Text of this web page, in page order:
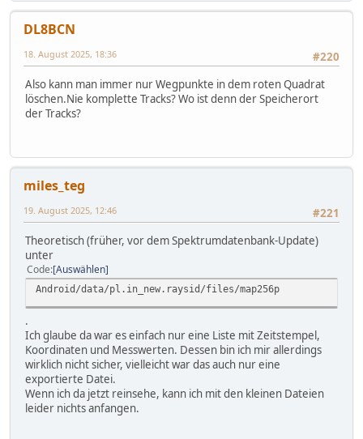
DL8BCN
#220
18. August 2025, 18:36
Also kann man immer nur Wegpunkte in dem roten Quadrat
löschen.Nie komplette Tracks? Wo ist denn der Speicherort
der Tracks?
miles_teg
#221
19. August 2025, 12:46
Theoretisch (früher, vor dem Spektrumdatenbank-Update)
unter
Code Auswählen
Android/data/pl.in_new.raysid/files/map256p
.
Ich glaube da war es einfach nur eine Liste mit Zeitstempel,
Koordinaten und Messwerten. Dessen bin ich mir allerdings
wirklich nicht sicher, vielleicht war das auch nur eine
exportierte Datei.
Wenn ich da jetzt reinsehe, kann ich mit den kleinen Dateien
leider nichts anfangen.